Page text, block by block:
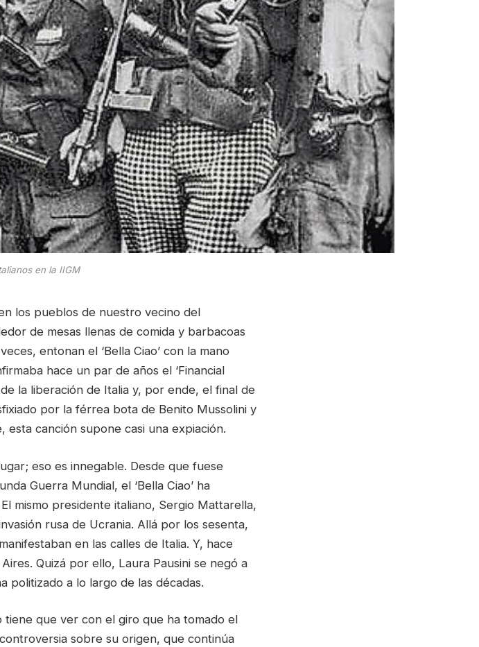
en la IIGM
los pueblos de nuestro vecino del
de mesas llenas de comida y barbacoas
entonan el ‘Bella Ciao’ con la mano
hace un par de años el ‘Financial
la liberación de Italia y, por ende, el final de
por la férrea bota de Benito Mussolini y
canción supone casi una expiación.
eso es innegable. Desde que fuese
Guerra Mundial, el ‘Bella Ciao’ ha
mismo presidente italiano, Sergio Mattarella,
rusa de Ucrania. Allá por los sesenta,
en las calles de Italia. Y, hace
Quizá por ello, Laura Pausini se negó a
politizado a lo largo de las décadas.
tiene que ver con el giro que ha tomado el
sobre su origen, que continúa